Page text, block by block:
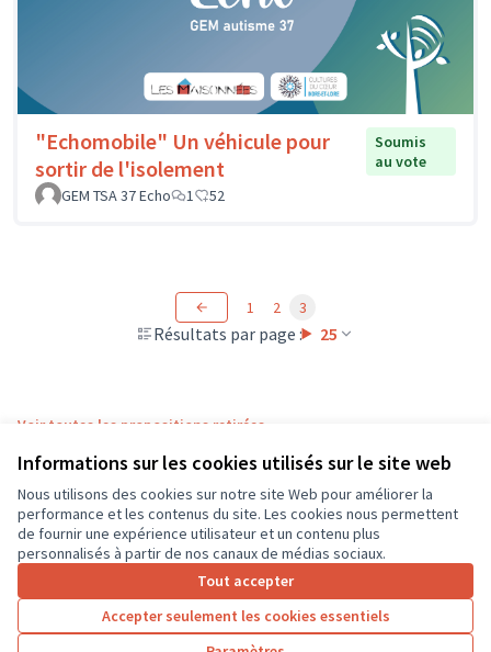
Informations sur les cookies utilisés sur le site web
Nous utilisons des cookies sur notre site Web pour améliorer la
performance et les contenus du site. Les cookies nous permettent
de fournir une expérience utilisateur et un contenu plus
personnalisés à partir de nos canaux de médias sociaux.
Tout accepter
Accepter seulement les cookies essentiels
"Echomobile" Un véhicule pour
sortir de l'isolement
Soumis
au vote
GEM TSA 37 Echo
1 52
Résultats par page : 25
1 2 3
Voir toutes les propositions retirées
Conditions d'utilisation
Paramètres des cookies
CD37 sur X
(Lien externe)
CD37 sur Facebook
CD37 sur Instagram
CD37 sur YouTube
(Lien externe)
Licence
(Lien